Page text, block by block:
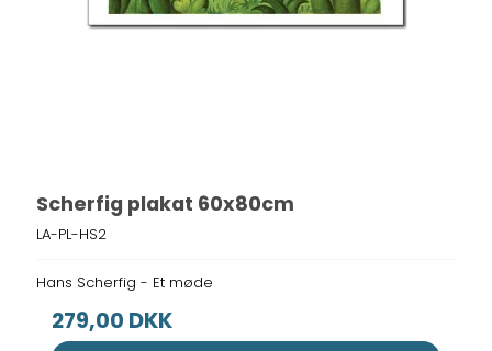
Scherfig plakat 60x80cm
LA-PL-HS2
Hans Scherfig - Et møde
279,00 DKK